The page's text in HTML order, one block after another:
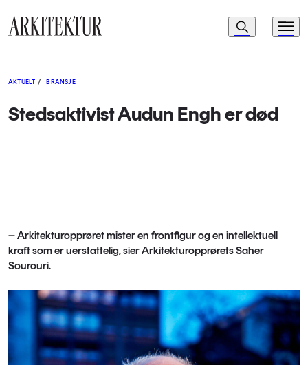
Navigasjon
Søk Meny
AKTUELT / BRANSJE
Stedsaktivist Audun Engh er død
– Arkitekturopprøret mister en frontfigur og en intellektuell
kraft som er uerstattelig, sier Arkitekturopprørets Saher
Sourouri.